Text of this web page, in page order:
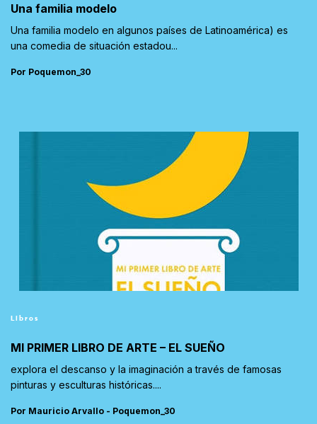
Una familia modelo
Una familia modelo en algunos países de Latinoamérica) es
una comedia de situación estadou...
Por Poquemon_30
Libros
MI PRIMER LIBRO DE ARTE – EL SUEÑO
explora el descanso y la imaginación a través de famosas
pinturas y esculturas históricas....
Por Mauricio Arvallo - Poquemon_30